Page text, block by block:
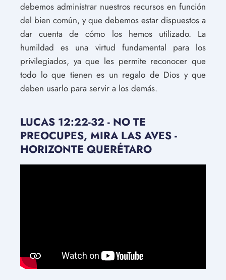
debemos administrar nuestros recursos en función
del bien común, y que debemos estar dispuestos a
dar cuenta de cómo los hemos utilizado. La
humildad es una virtud fundamental para los
privilegiados, ya que les permite reconocer que
todo lo que tienen es un regalo de Dios y que
deben usarlo para servir a los demás.
LUCAS 12:22-32 - NO TE
PREOCUPES, MIRA LAS AVES -
HORIZONTE QUERÉTARO